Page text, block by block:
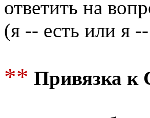
ответить на
(я -- есть или я
** Привязка к